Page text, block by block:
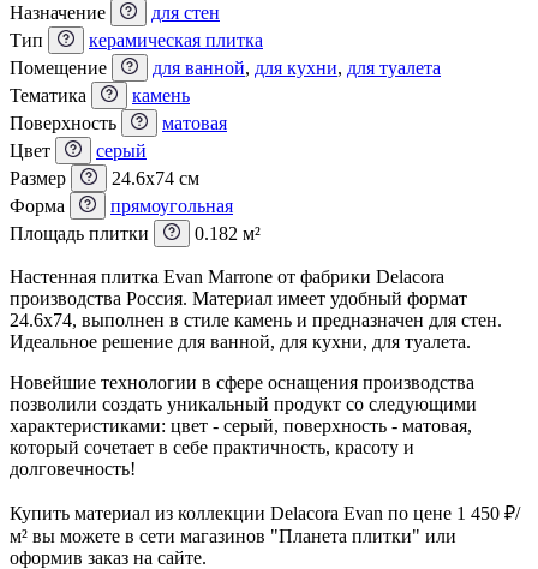
Назначение
для стен
Тип
керамическая плитка
Помещение
для ванной, для кухни, для туалета
Тематика
камень
Поверхность
матовая
Цвет
серый
Размер
24.6x74 см
Форма
прямоугольная
Площадь плитки
0.182 м²
Настенная плитка Evan Marrone от фабрики Delacora
производства Россия. Материал имеет удобный формат
24.6x74, выполнен в стиле камень и предназначен для стен.
Идеальное решение для ванной, для кухни, для туалета.
Новейшие технологии в сфере оснащения производства
позволили создать уникальный продукт со следующими
характеристиками: цвет - серый, поверхность - матовая,
который сочетает в себе практичность, красоту и
долговечность!
Купить материал из коллекции Delacora Evan по цене 1 450 ₽/
м² вы можете в сети магазинов "Планета плитки" или
оформив заказ на сайте.